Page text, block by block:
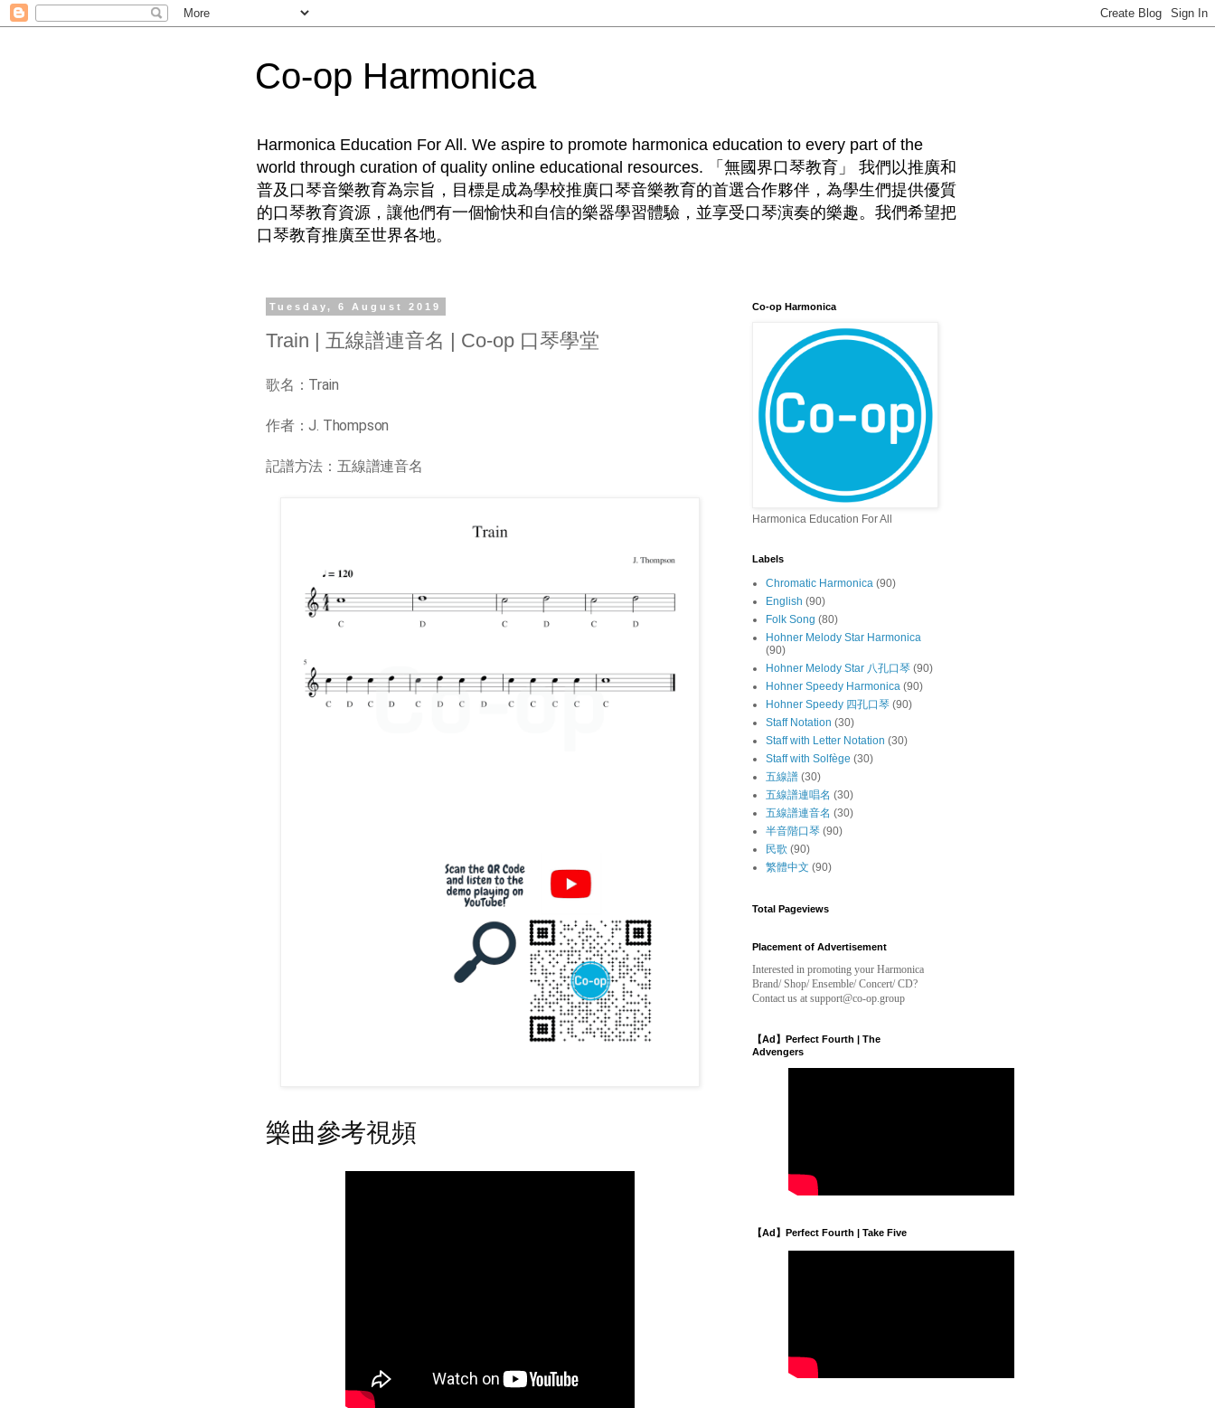
Co-op Harmonica
Harmonica Education For All. We aspire to promote harmonica education to every part of the
world through curation of quality online educational resources. 「無國界口琴教育」 我們以推廣和
普及口琴音樂教育為宗旨，目標是成為學校推廣口琴音樂教育的首選合作夥伴，為學生們提供優質
的口琴教育資源，讓他們有一個愉快和自信的樂器學習體驗，並享受口琴演奏的樂趣。我們希望把
口琴教育推廣至世界各地。
Tuesday, 6 August 2019
Train | 五線譜連音名 | Co-op 口琴學堂
歌名：Train
作者：J. Thompson
記譜方法：五線譜連音名
樂曲參考視頻
Co-op Harmonica
Harmonica Education For All
Labels
Chromatic Harmonica (90)
English (90)
Folk Song (80)
Hohner Melody Star Harmonica
(90)
Hohner Melody Star 八孔口琴 (90)
Hohner Speedy Harmonica (90)
Hohner Speedy 四孔口琴 (90)
Staff Notation (30)
Staff with Letter Notation (30)
Staff with Solfège (30)
五線譜 (30)
五線譜連唱名 (30)
五線譜連音名 (30)
半音階口琴 (90)
民歌 (90)
繁體中文 (90)
Total Pageviews
Placement of Advertisement
Interested in promoting your Harmonica
Brand/ Shop/ Ensemble/ Concert/ CD?
Contact us at support@co-op.group
【Ad】Perfect Fourth | The
Advengers
【Ad】Perfect Fourth | Take Five